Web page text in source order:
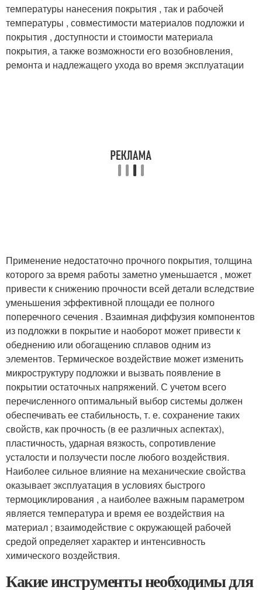
температуры нанесения покрытия , так и рабочей
температуры , совместимости материалов подложки и
покрытия , доступности и стоимости материала
покрытия, а также возможности его возобновления,
ремонта и надлежащего ухода во время эксплуатации
Применение недостаточно прочного покрытия, толщина
которого за время работы заметно уменьшается , может
привести к снижению прочности всей детали вследствие
уменьшения эффективной площади ее полного
поперечного сечения . Взаимная диффузия компонентов
из подложки в покрытие и наоборот может привести к
обеднению или обогащению сплавов одним из
элементов. Термическое воздействие может изменить
микроструктуру подложки и вызвать появление в
покрытии остаточных напряжений. С учетом всего
перечисленного оптимальный выбор системы должен
обеспечивать ее стабильность, т. е. сохранение таких
свойств, как прочность (в ее различных аспектах),
пластичность, ударная вязкость, сопротивление
усталости и ползучести после любого воздействия.
Наиболее сильное влияние на механические свойства
оказывает эксплуатация в условиях быстрого
термоциклирования , а наиболее важным параметром
является температура и время ее воздействия на
материал ; взаимодействие с окружающей рабочей
средой определяет характер и интенсивность
химического воздействия.
Какие инструменты необходимы для